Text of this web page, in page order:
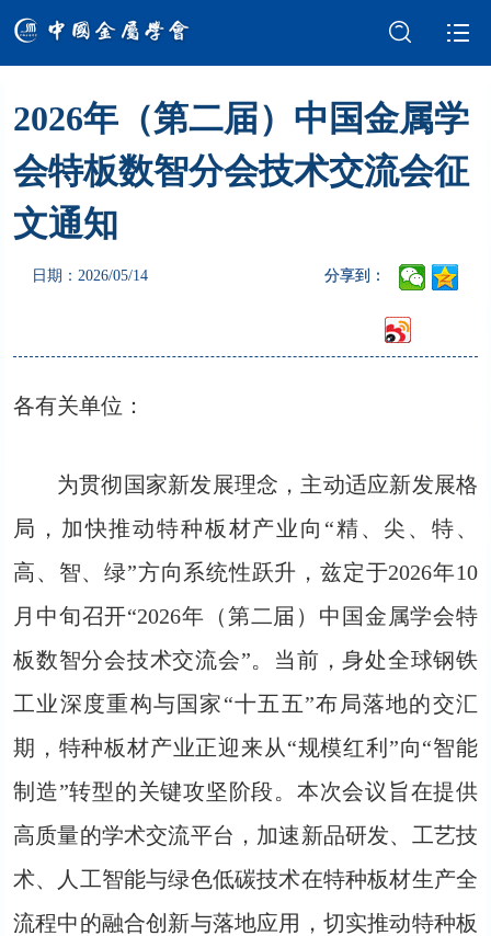
学会介绍 新闻中心
学术交流 会员服务
科技奖励
2026年（第二届）中国金属学
会特板数智分会技术交流会征
文通知
日期：2026/05/14 分享到：
各有关单位：
为贯彻国家新发展理念，主动适应新发展格
局，加快推动特种板材产业向“精、尖、特、
高、智、绿”方向系统性跃升，兹定于2026年10
月中旬召开“2026年（第二届）中国金属学会特
板数智分会技术交流会”。当前，身处全球钢铁
工业深度重构与国家“十五五”布局落地的交汇
期，特种板材产业正迎来从“规模红利”向“智能
制造”转型的关键攻坚阶段。本次会议旨在提供
高质量的学术交流平台，加速新品研发、工艺技
术、人工智能与绿色低碳技术在特种板材生产全
流程中的融合创新与落地应用，切实推动特种板